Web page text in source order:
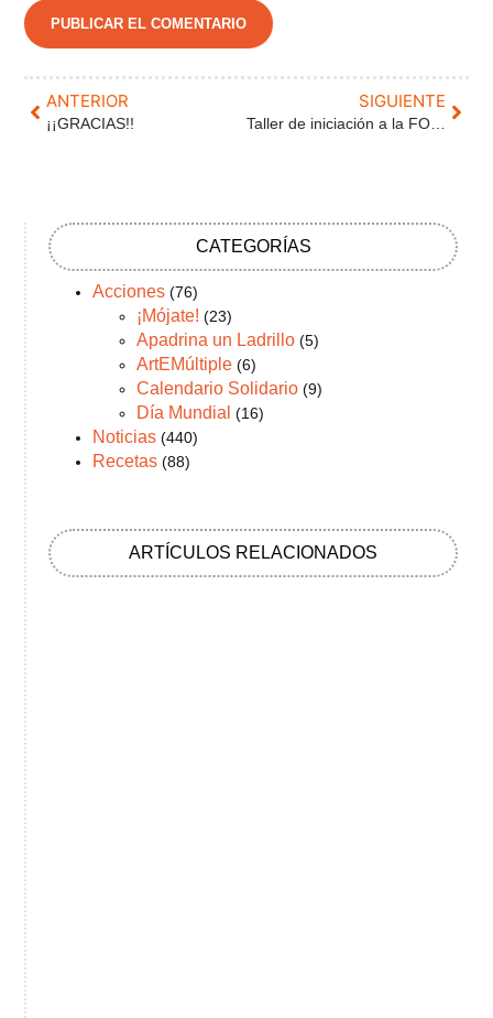
ANTERIOR
¡¡GRACIAS!!
SIGUIENTE
Taller de iniciación a la FOTOGRAFÍA
CATEGORÍAS
Acciones (76)
¡Mójate! (23)
Apadrina un Ladrillo (5)
ArtEMúltiple (6)
Calendario Solidario (9)
Día Mundial (16)
Noticias (440)
Recetas (88)
ARTÍCULOS RELACIONADOS